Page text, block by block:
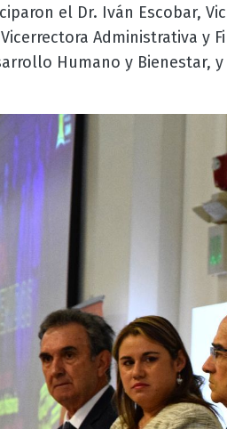
el Dr. Iván Escobar,
Administrativa y
Humano y Bienestar,